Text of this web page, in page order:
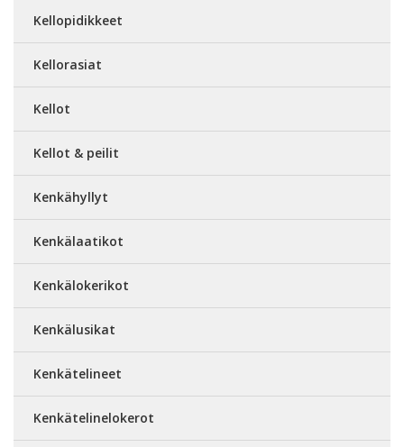
Kellopidikkeet
Kellorasiat
Kellot
Kellot & peilit
Kenkähyllyt
Kenkälaatikot
Kenkälokerikot
Kenkälusikat
Kenkätelineet
Kenkätelinelokerot